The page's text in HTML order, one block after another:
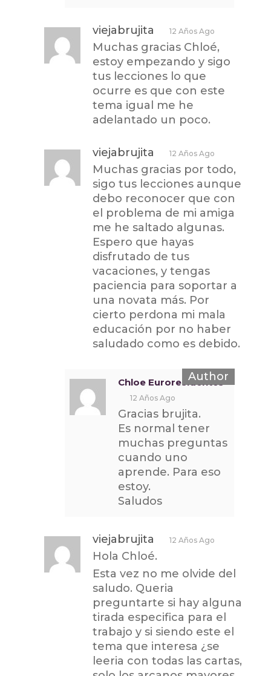
viejabrujita 12 Años Ago
Muchas gracias Chloé,
estoy empezando y sigo
tus lecciones lo que
ocurre es que con este
tema igual me he
adelantado un poco.
viejabrujita 12 Años Ago
Muchas gracias por todo,
sigo tus lecciones aunque
debo reconocer que con
el problema de mi amiga
me he saltado algunas.
Espero que hayas
disfrutado de tus
vacaciones, y tengas
paciencia para soportar a
una novata más. Por
cierto perdona mi mala
educación por no haber
saludado como es debido.
Chloe Euroresidentes
12 Años Ago
Gracias brujita.
Es normal tener
muchas preguntas
cuando uno
aprende. Para eso
estoy.
Saludos
viejabrujita 12 Años Ago
Hola Chloé.
Esta vez no me olvide del
saludo. Queria
preguntarte si hay alguna
tirada especifica para el
trabajo y si siendo este el
tema que interesa ¿se
leeria con todas las cartas,